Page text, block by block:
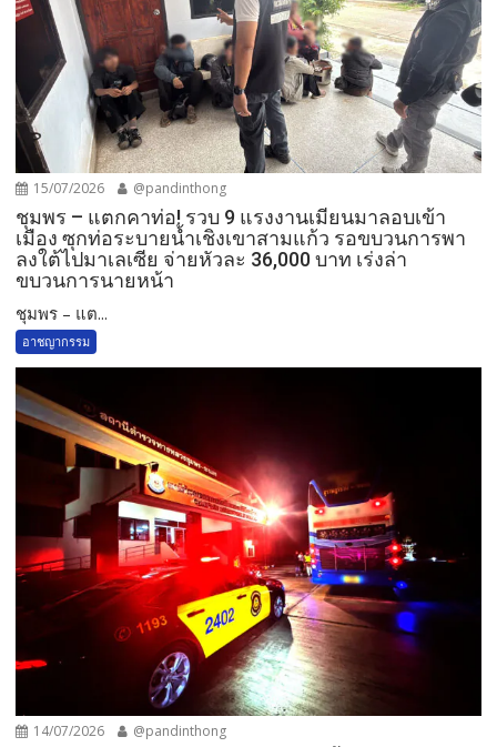
15/07/2026 @pandinthong
ชุมพร – แตกคาท่อ! รวบ 9 แรงงานเมียนมาลอบเข้า
เมือง ซุกท่อระบายน้ำเชิงเขาสามแก้ว รอขบวนการพา
ลงใต้ไปมาเลเซีย จ่ายหัวละ 36,000 บาท เร่งล่า
ขบวนการนายหน้า
ชุมพร – แต...
อาชญากรรม
14/07/2026 @pandinthong